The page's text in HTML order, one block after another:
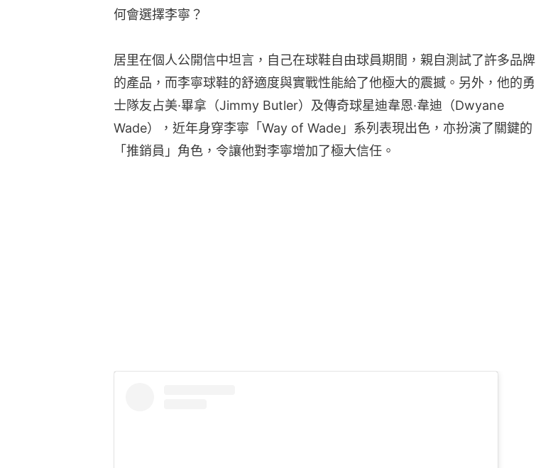
何會選擇李寧？
居里在個人公開信中坦言，自己在球鞋自由球員期間，親自測試了許多品牌
的產品，而李寧球鞋的舒適度與實戰性能給了他極大的震撼。另外，他的勇
士隊友占美·畢拿（Jimmy Butler）及傳奇球星迪韋恩·韋迪（Dwyane
Wade），近年身穿李寧「Way of Wade」系列表現出色，亦扮演了關鍵的
「推銷員」角色，令讓他對李寧增加了極大信任。